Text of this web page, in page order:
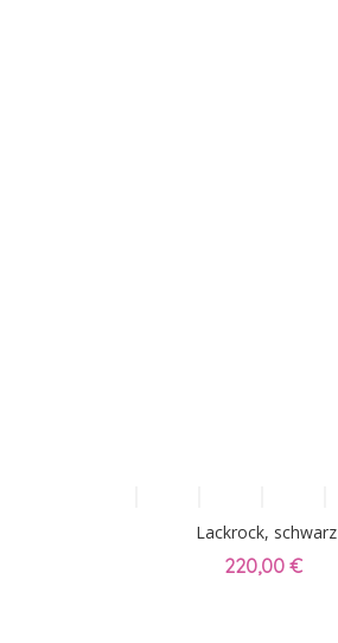
Lackrock, schwarz
220,00 €